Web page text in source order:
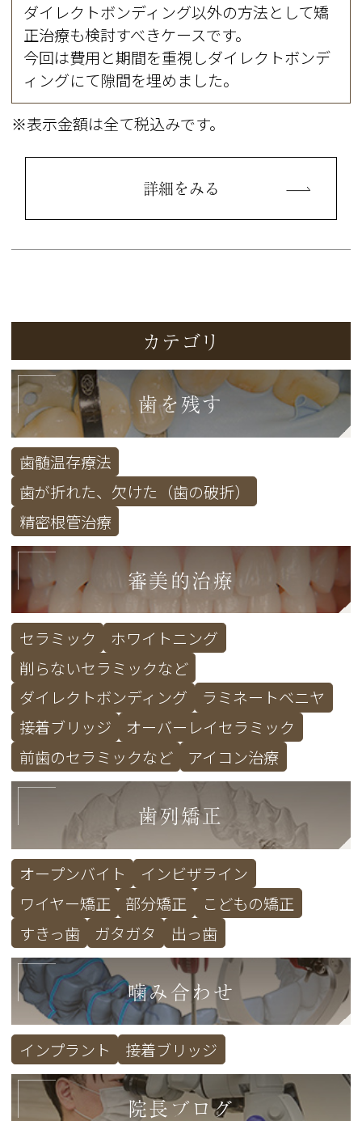
ダイレクトボンディング以外の方法として矯
正治療も検討すべきケースです。
今回は費用と期間を重視しダイレクトボンデ
ィングにて隙間を埋めました。
※表示金額は全て税込みです。
詳細をみる
カテゴリ
歯を残す
歯髄温存療法
歯が折れた、欠けた（歯の破折）
精密根管治療
審美的治療
セラミック
ホワイトニング
削らないセラミックなど
ダイレクトボンディング
ラミネートベニヤ
接着ブリッジ
オーバーレイセラミック
前歯のセラミックなど
アイコン治療
歯列矯正
オープンバイト
インビザライン
ワイヤー矯正
部分矯正
こどもの矯正
すきっ歯
ガタガタ 出っ歯
噛み合わせ
インプラント 接着ブリッジ
院長ブログ